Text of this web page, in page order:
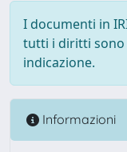
I documenti in
tutti i diritti sono
indicazione.
Informazioni